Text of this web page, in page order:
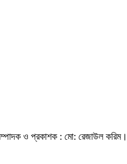
ও প্রকাশক : মো: রেজাউল করিম।